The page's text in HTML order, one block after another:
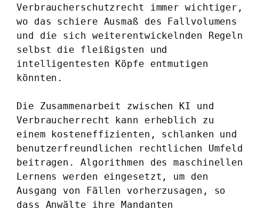
Verbraucherschutzrecht immer wichtiger,
wo das schiere Ausmaß des Fallvolumens
und die sich weiterentwickelnden Regeln
selbst die fleißigsten und
intelligentesten Köpfe entmutigen
könnten.
Die Zusammenarbeit zwischen KI und
Verbraucherrecht kann erheblich zu
einem kosteneffizienten, schlanken und
benutzerfreundlichen rechtlichen Umfeld
beitragen. Algorithmen des maschinellen
Lernens werden eingesetzt, um den
Ausgang von Fällen vorherzusagen, so
dass Anwälte ihre Mandanten